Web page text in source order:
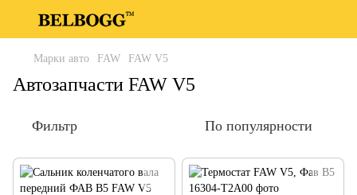
Марки авто FAW FAW V5
Автозапчасти FAW V5
Фильтр По популярности